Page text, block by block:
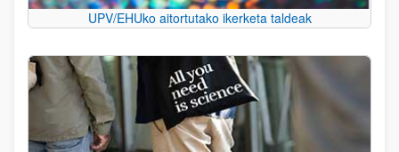
UPV/EHUko aitortutako ikerketa taldeak